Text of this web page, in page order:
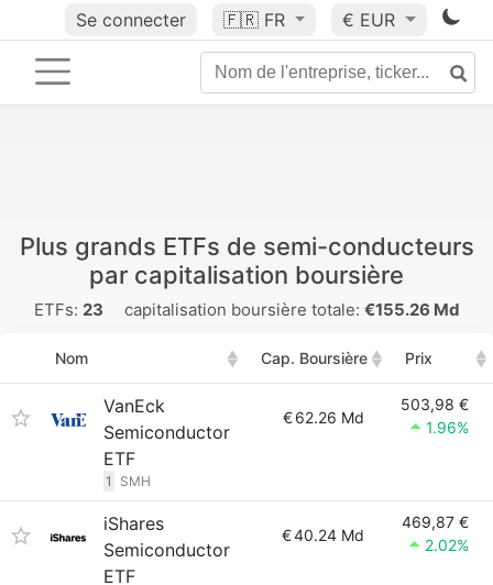
Se connecter 🇫🇷 FR € EUR
Plus grands ETFs de semi-conducteurs
par capitalisation boursière
ETFs: 23 capitalisation boursière totale: €155.26 Md
Nom Cap. Boursière Prix
VanEck
Semiconductor
ETF
1 SMH
€62.26 Md
503,98 €
1.96%
iShares
Semiconductor
ETF
€40.24 Md
469,87 €
2.02%